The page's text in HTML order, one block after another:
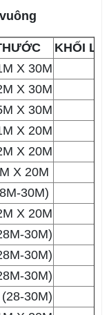
KHỐI
X 30M
X 30M
X 30M
X 20M
X 20M
X 20M
30M)
X 20M
30M)
30M)
30M)
30M)